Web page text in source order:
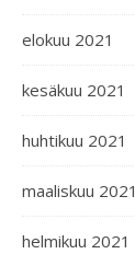
elokuu 2021
kesäkuu 2021
huhtikuu 2021
maaliskuu 2021
helmikuu 2021